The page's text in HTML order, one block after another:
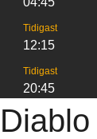
Tidigast
12:15
Tidigast
20:45